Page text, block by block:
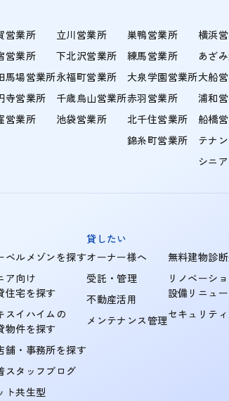
営業所
営業所
馬場営業所
寺営業所
営業所
立川営業所
下北沢営業所
永福町営業所
千歳烏山営業所
池袋営業所
巣鴨営業所
練馬営業所
大泉学園営業所
赤羽営業所
北千住営業所
錦糸町営業所
横浜
あざ
大船
浦和
船橋
テナ
シニ
ベルメゾンを探す
ア向け
住宅を探す
スイハイムの
物件を探す
舗・事務所を探す
スタッフブログ
ト共生型
貸したい
オーナー様へ
受託・管理
不動産活用
メンテナンス管理
無料建物診
リノベーシ
設備リニュ
セキュリテ